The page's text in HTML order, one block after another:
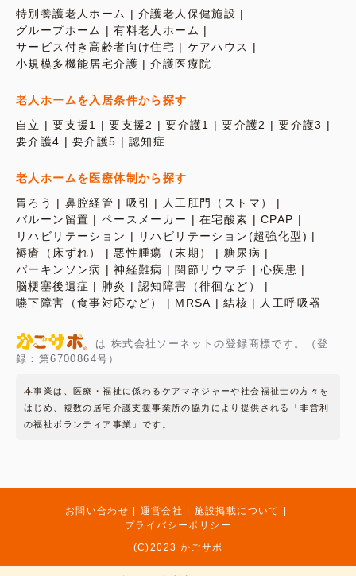
特別養護老人ホーム
介護老人保健施設
グループホーム
有料老人ホーム
サービス付き高齢者向け住宅
ケアハウス
小規模多機能居宅介護
介護医療院
老人ホームを入居条件から探す
自立
要支援1 要支援2 要介護1 要介護2
要介護3
要介護4
要介護5 認知症
老人ホームを医療体制から探す
胃ろう
鼻腔経管 吸引
人工肛門（ストマ）
バルーン留置
ペースメーカー 在宅酸素
CPAP
リハビリテーション
リハビリテーション(超強化型)
褥瘡（床ずれ）
悪性腫瘍（末期）
糖尿病
パーキンソン病
神経難病 関節リウマチ
心疾患
脳梗塞後遺症
肺炎
認知障害（徘徊など）
嚥下障害（食事対応など）
MRSA 結核 人工呼吸器
は 株式会社ソーネットの登録商標です。（登
録：第6700864号）
本事業は、医療・福祉に係わるケアマネジャーや社会福祉士の方々を
はじめ、複数の居宅介護支援事業所の協力により提供される「非営利
の福祉ボランティア事業」です。
お問い合わせ 運営会社
施設掲載について
プライバシーポリシー
(C)2023 かごサポ